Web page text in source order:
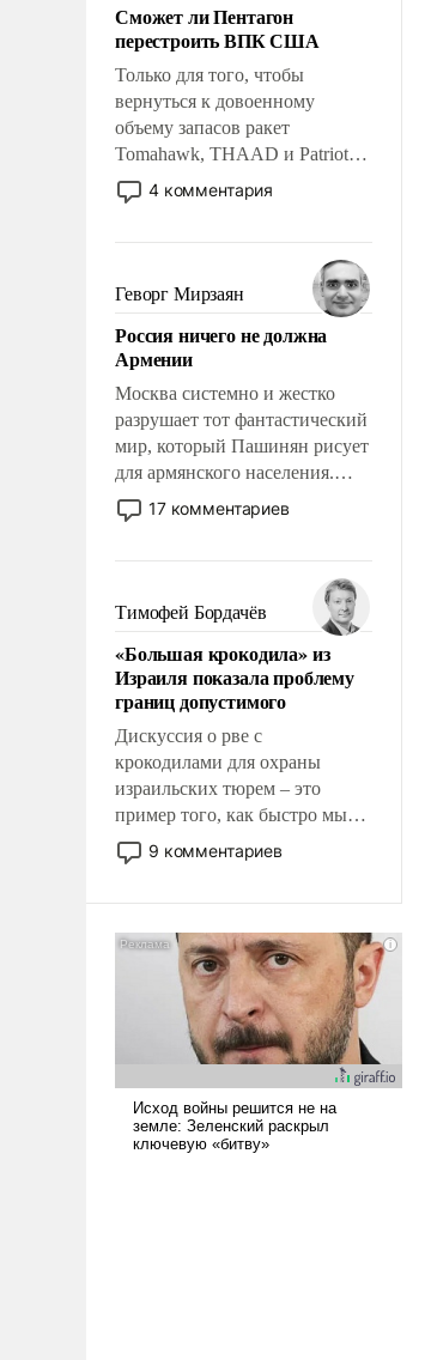
Сможет ли Пентагон
перестроить ВПК США
Только для того, чтобы
вернуться к довоенному
объему запасов ракет
Tomahawk, THAAD и Patriot
США потребуется более трех
лет. Даже небольшая война с
Сложившаяся ситуация
означает многолетний период
уязвимости США, например,
перед Китаем.
4 комментария
Геворг Мирзаян
Россия ничего не должна
Армении
Москва системно и жестко
разрушает тот фантастический
мир, который Пашинян рисует
для армянского населения.
Мир, где политические
прожекты будут безусловно
налогоплательщиков и где
Еревану за свои поступки не
нужно отвечать.
17 комментариев
Тимофей Бордачёв
«Большая крокодила» из
Израиля показала проблему
границ допустимого
Дискуссия о рве с
крокодилами для охраны
израильских тюрем – это
пример того, как быстро мы
двигаемся по пути
революционных изменений.
псевдонаучной фантастики,
стало всерьез обсуждаемой
9 комментариев